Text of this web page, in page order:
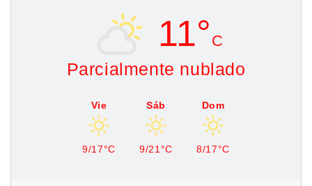
11° C
Parcialmente nublado
Vie
9/17°C
Sáb
9/21°C
Dom
8/17°C